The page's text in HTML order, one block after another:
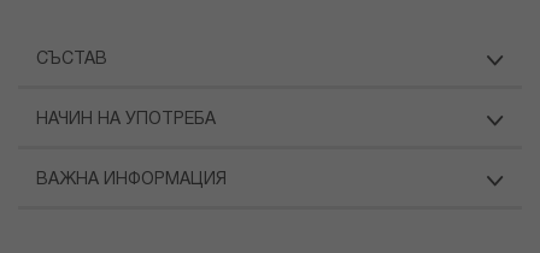
СЪСТАВ
НАЧИН НА УПОТРЕБА
ВАЖНА ИНФОРМАЦИЯ